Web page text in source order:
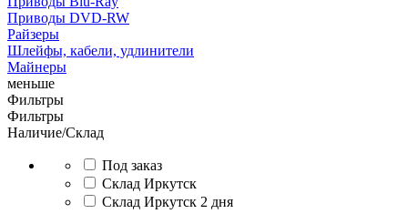
Приводы DVD-RW
Райзеры
Шлейфы, кабели, удлинители
Майнеры
меньше
Фильтры
Фильтры
Наличие/Склад
Под заказ
Склад Иркутск
Склад Иркутск 2 дня